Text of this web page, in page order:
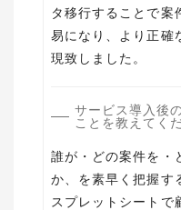
タ移行することで案
易になり、より正確
現致しました。
サービス導入後
ことを教えてく
誰が・どの案件を・
か、を素早く把握す
スプレットシートで